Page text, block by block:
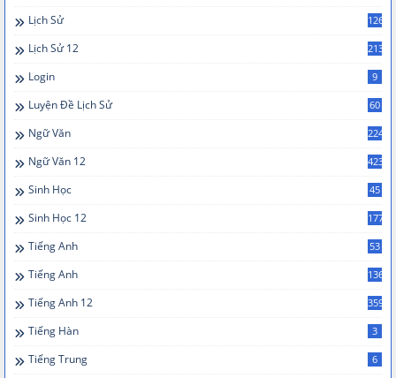
Lịch Sử 126
Lịch Sử 12 213
Login 9
Luyện Đề Lịch Sử 60
Ngữ Văn 224
Ngữ Văn 12 423
Sinh Học 45
Sinh Học 12 177
Tiếng Anh 53
Tiếng Anh 136
Tiếng Anh 12 359
Tiếng Hàn 3
Tiếng Trung 6